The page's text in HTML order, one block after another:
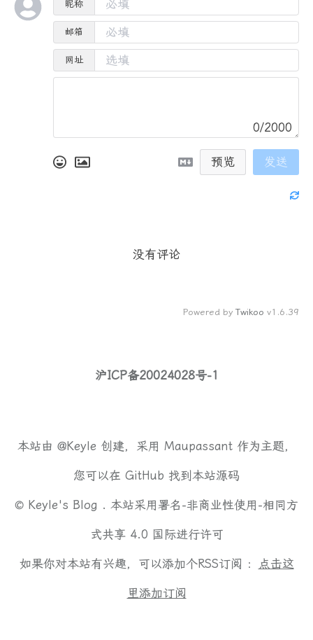
昵称
邮箱
网址
0/2000
预览 发送
没有评论
Powered by Twikoo v1.6.39
沪ICP备20024028号-1
本站由 @Keyle 创建，采用 Maupassant作为主题，
您可以在 GitHub 找到本站源码
© Keyle's Blog . 本站采用署名-非商业性使用-相同方
式共享 4.0 国际进行许可
如果你对本站有兴趣，可以添加个RSS订阅 ： 点击这
里添加订阅